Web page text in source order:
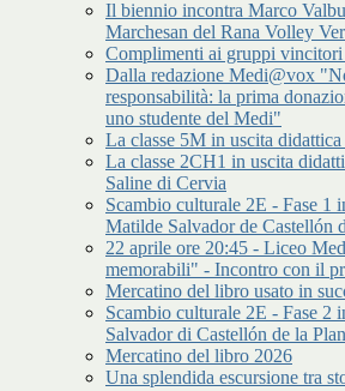
Il biennio incontra Marco
Marchesan del Rana Volley
Complimenti ai gruppi
Dalla redazione Medi@vox
responsabilità: la prima
uno studente del Medi"
La classe 5M in uscita
La classe 2CH1 in uscita
Saline di Cervia
Scambio culturale 2E - Fase 1
Matilde Salvador de Castellón
22 aprile ore 20:45 - Liceo
memorabili" - Incontro con il
Mercatino del libro usato in
Scambio culturale 2E - Fase 2
Salvador di Castellón de la
Mercatino del libro 2026
Una splendida escursione tra